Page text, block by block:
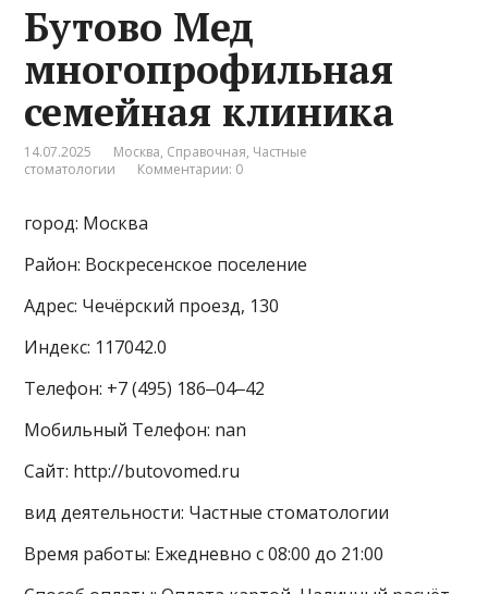
Бутово Мед
многопрофильная
семейная клиника
14.07.2025 Москва, Справочная, Частные
стоматологии
Комментарии: 0
город: Москва
Район: Воскресенское поселение
Адрес: Чечёрский проезд, 130
Индекс: 117042.0
Телефон: +7 (495) 186‒04‒42
Мобильный Телефон: nan
Сайт: http://butovomed.ru
вид деятельности: Частные стоматологии
Время работы: Ежедневно с 08:00 до 21:00